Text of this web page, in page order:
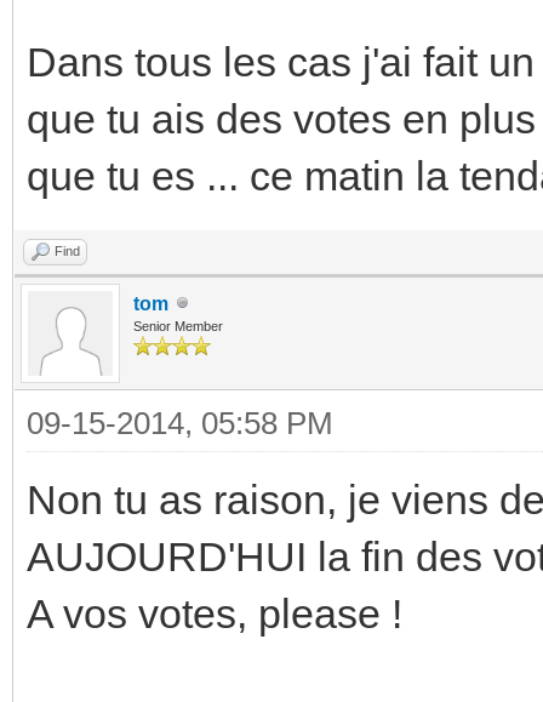
Dans tous les cas j'ai fait
que tu ais des votes en
que tu es ... ce matin la
Find
tom
Senior Member
09-15-2014, 05:58 PM
Non tu as raison, je viens
AUJOURD'HUI la fin des
A vos votes, please !